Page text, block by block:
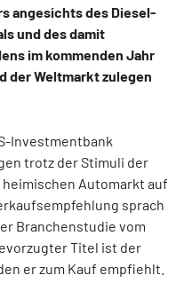
angesichts des Diesel-
und des damit
im kommenden Jahr
der Weltmarkt zulegen
Investmentbank
trotz der Stimuli der
Automarkt auf
sprach
Branchenstudie vom
Titel ist der
er zum Kauf empfiehlt.